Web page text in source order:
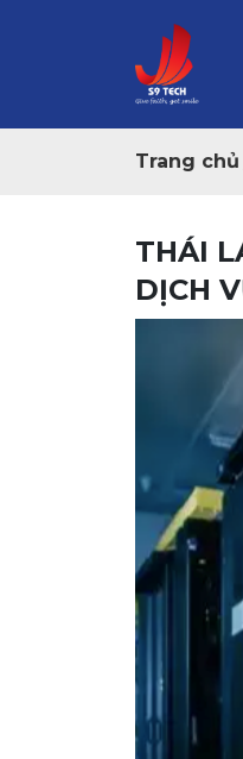
Trang chủ
THÁI
DỊCH